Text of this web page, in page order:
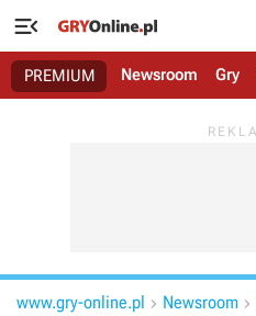

PREMIUM Newsroom Gry
www.gry-online.pl  Newsroom 